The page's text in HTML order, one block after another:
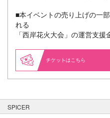
■本イベントの売り上げの一
れる
「西岸花火大会」の運営支援
はこちら
SPICER